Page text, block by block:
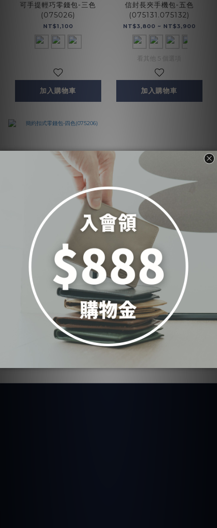
可手提輕巧零錢包-三色
(075026)
NT$1,100
加入購物車
信封長夾手機包-五色
(075131.075132)
NT$3,800 ~ NT$3,900
看其他 5 個選項
加入購物車
簡約扣式零錢包-四色
(075206)
NT$850
加入購物車